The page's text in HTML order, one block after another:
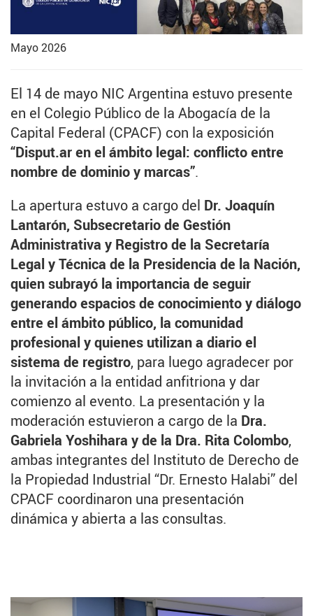
Mayo 2026
El 14 de mayo NIC Argentina estuvo presente
en el Colegio Público de la Abogacía de la
Capital Federal (CPACF) con la exposición
“Disput.ar en el ámbito legal: conflicto entre
nombre de dominio y marcas”.
La apertura estuvo a cargo del Dr. Joaquín
Lantarón, Subsecretario de Gestión
Administrativa y Registro de la Secretaría
Legal y Técnica de la Presidencia de la Nación,
quien subrayó la importancia de seguir
generando espacios de conocimiento y diálogo
entre el ámbito público, la comunidad
profesional y quienes utilizan a diario el
sistema de registro, para luego agradecer por
la invitación a la entidad anfitriona y dar
comienzo al evento. La presentación y la
moderación estuvieron a cargo de la Dra.
Gabriela Yoshihara y de la Dra. Rita Colombo,
ambas integrantes del Instituto de Derecho de
la Propiedad Industrial “Dr. Ernesto Halabi” del
CPACF coordinaron una presentación
dinámica y abierta a las consultas.